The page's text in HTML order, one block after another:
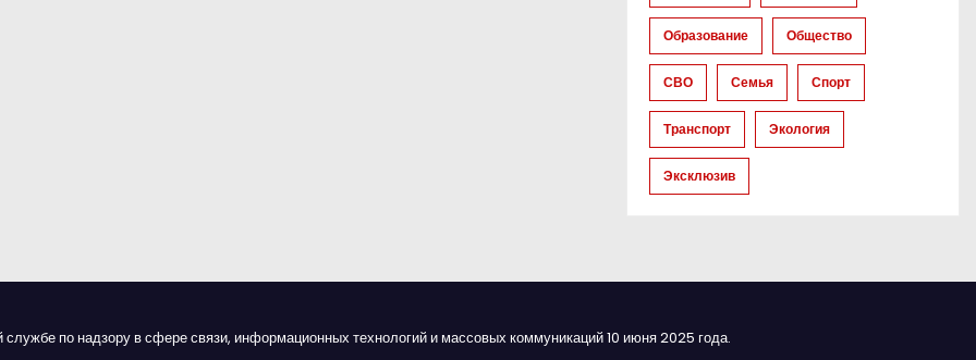
Образование Общество
СВО Семья Спорт
Транспорт Экология
Эксклюзив
службе по надзору в сфере связи, информационных технологий и массовых коммуникаций 10 июня 2025 года.